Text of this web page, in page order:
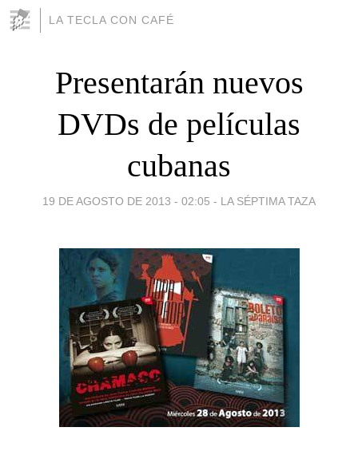
LA TECLA CON CAFÉ
Presentarán nuevos
DVDs de películas
cubanas
19 DE AGOSTO DE 2013 - 02:05 - LA SÉPTIMA TAZA